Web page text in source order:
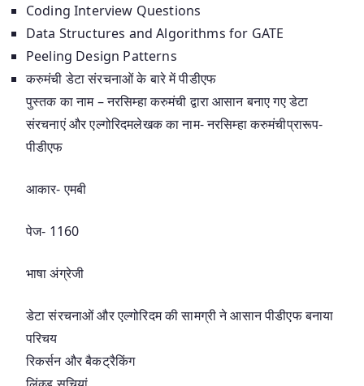
Coding Interview Questions
Data Structures and Algorithms for GATE
Peeling Design Patterns
करुमंची डेटा संरचनाओं के बारे में पीडीएफ
पुस्तक का नाम – नरसिम्हा करुमंची द्वारा आसान बनाए गए डेटा
संरचनाएं और एल्गोरिदमलेखक का नाम- नरसिम्हा करुमंचीप्रारूप-
पीडीएफ
आकार- एमबी
पेज- 1160
भाषा अंग्रेजी
डेटा संरचनाओं और एल्गोरिदम की सामग्री ने आसान पीडीएफ बनाया
परिचय
रिकर्सन और बैकट्रैकिंग